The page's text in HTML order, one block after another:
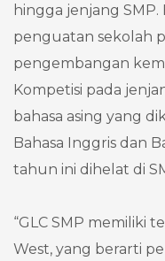
hingga jenjang
penguatan sekolah
pengembangan
Kompetisi pada
bahasa asing yang
Bahasa Inggris dan
tahun ini dihelat di
“GLC SMP memiliki
West, yang berarti